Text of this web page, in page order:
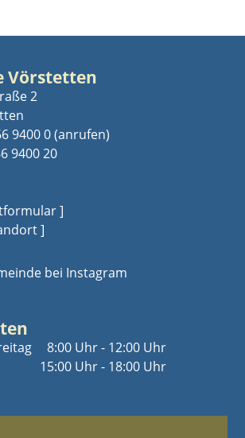
Vörstetten
2
9400 0
9400 20
]
]
bei Instagram
8:00 Uhr - 12:00 Uhr
15:00 Uhr - 18:00 Uhr